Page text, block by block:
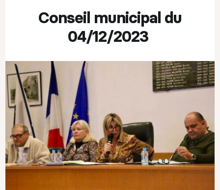
Conseil municipal du
04/12/2023